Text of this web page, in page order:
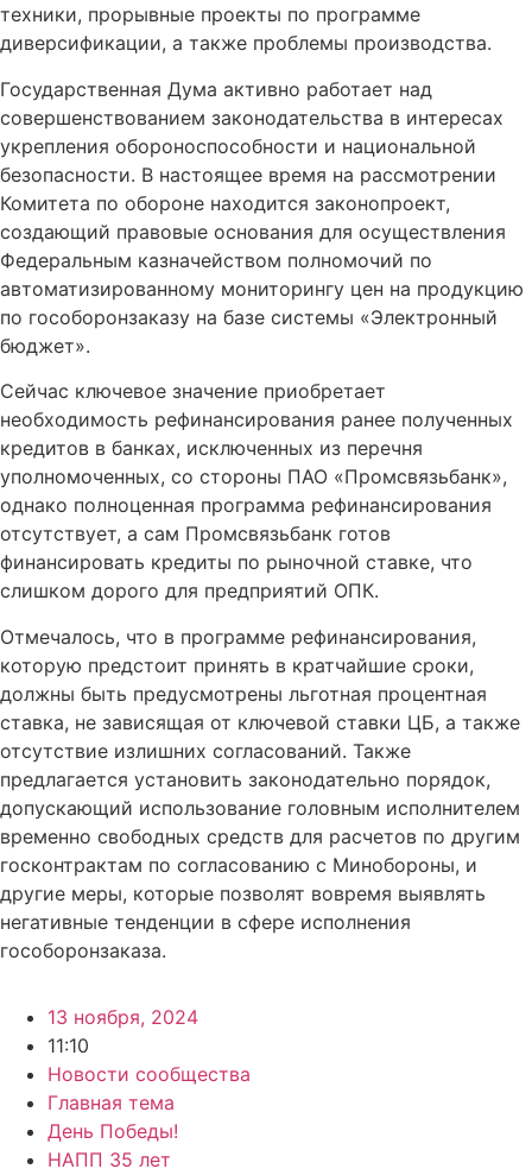
техники, прорывные проекты по программе
диверсификации, а также проблемы производства.
Государственная Дума активно работает над
совершенствованием законодательства в интересах
укрепления обороноспособности и национальной
безопасности. В настоящее время на рассмотрении
Комитета по обороне находится законопроект,
создающий правовые основания для осуществления
Федеральным казначейством полномочий по
автоматизированному мониторингу цен на продукцию
по гособоронзаказу на базе системы «Электронный
бюджет».
Сейчас ключевое значение приобретает
необходимость рефинансирования ранее полученных
кредитов в банках, исключенных из перечня
уполномоченных, со стороны ПАО «Промсвязьбанк»,
однако полноценная программа рефинансирования
отсутствует, а сам Промсвязьбанк готов
финансировать кредиты по рыночной ставке, что
слишком дорого для предприятий ОПК.
Отмечалось, что в программе рефинансирования,
которую предстоит принять в кратчайшие сроки,
должны быть предусмотрены льготная процентная
ставка, не зависящая от ключевой ставки ЦБ, а также
отсутствие излишних согласований. Также
предлагается установить законодательно порядок,
допускающий использование головным исполнителем
временно свободных средств для расчетов по другим
госконтрактам по согласованию с Минобороны, и
другие меры, которые позволят вовремя выявлять
негативные тенденции в сфере исполнения
гособоронзаказа.
13 ноября, 2024
11:10
Новости сообщества
Главная тема
День Победы!
НАПП 35 лет